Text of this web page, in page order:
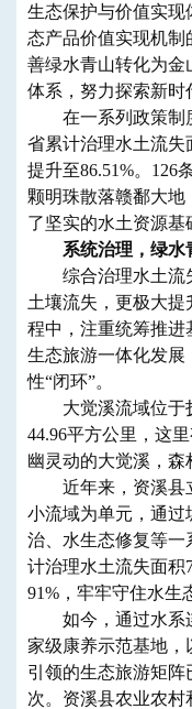
生态保护与价值实现
态产品价值实现机
善绿水青山转化为金
体系，努力探索新时
在一系列政策制度
省累计治理水土流失
提升至86.51%。126
颗明珠散落赣鄱大地
了坚实的水土资源基
系统治理，绿水
综合治理水土流
土壤流失，更极大
程中，注重统筹推进
生态旅游一体化发展
性“闭环”。
大觉溪流域位于
44.96平方公里，这
幽灵动的大觉溪，森
近年来，资溪县
小流域为单元，通过
治、水生态修复等一
计治理水土流失面积
91%，牢牢守住水生
如今，通过水系连
家级康养示范基地
引领的生态旅游矩阵
次。资溪县农业农